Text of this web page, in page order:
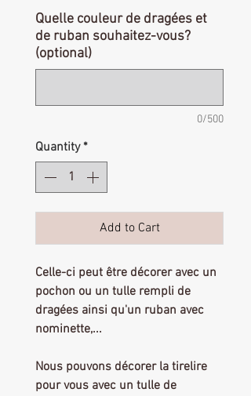
Quelle couleur de dragées et
de ruban souhaitez-vous?
(optional)
0/500
Quantity *
Add to Cart
Celle-ci peut être décorer avec un
pochon ou un tulle rempli de
dragées ainsi qu'un ruban avec
nominette,...
Nous pouvons décorer la tirelire
pour vous avec un tulle de